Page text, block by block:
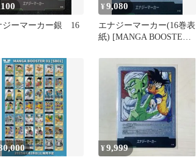
ジーマーカー銀 16
¥9,080
エナジーマーカー(16巻表
紙) [MANGA BOOSTER
FW
¥9,999